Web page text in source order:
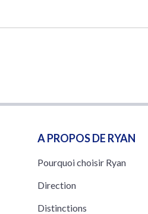
A PROPOS DE RYAN
Pourquoi choisir Ryan
Direction
Distinctions